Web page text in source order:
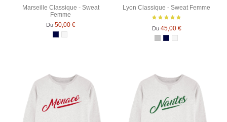
Marseille Classique - Sweat
Femme
Du 50,00 €
Bleu Marine
Blanc chiné
Lyon Classique - Sweat Femme
Du 45,00 €
Gris Chiné
Bleu Marine
Blanc chiné